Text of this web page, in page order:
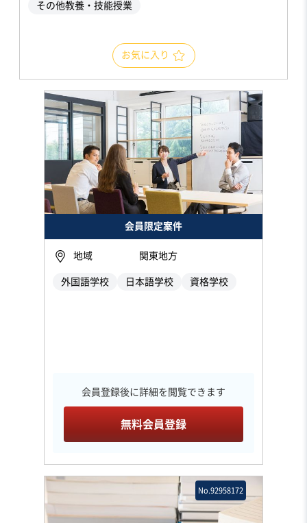
その他教養・技能授業
お気に入り
会員限定案件
地域 関東地方
外国語学校 日本語学校 資格学校
会員登録後に詳細を閲覧できます
無料会員登録
No.92958172